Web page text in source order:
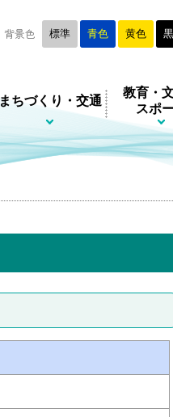
背景色 標準 青色 黄色
まちづくり・交通
教育・
スポ